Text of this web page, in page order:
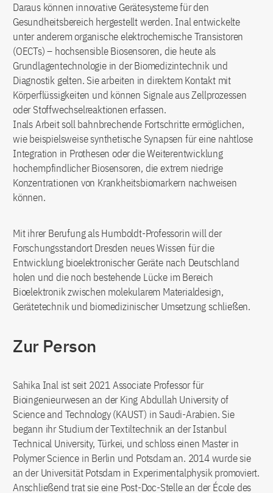
Daraus können innovative Gerätesysteme für den
Gesundheitsbereich hergestellt werden. Inal entwickelte
unter anderem organische elektrochemische Transistoren
(OECTs) – hochsensible Biosensoren, die heute als
Grundlagentechnologie in der Biomedizintechnik und
Diagnostik gelten. Sie arbeiten in direktem Kontakt mit
Körperflüssigkeiten und können Signale aus Zellprozessen
oder Stoffwechselreaktionen erfassen.
Inals Arbeit soll bahnbrechende Fortschritte ermöglichen,
wie beispielsweise synthetische Synapsen für eine nahtlose
Integration in Prothesen oder die Weiterentwicklung
hochempfindlicher Biosensoren, die extrem niedrige
Konzentrationen von Krankheitsbiomarkern nachweisen
können.
Mit ihrer Berufung als Humboldt-Professorin will der
Forschungsstandort Dresden neues Wissen für die
Entwicklung bioelektronischer Geräte nach Deutschland
holen und die noch bestehende Lücke im Bereich
Bioelektronik zwischen molekularem Materialdesign,
Gerätetechnik und biomedizinischer Umsetzung schließen.
Zur Person
Sahika Inal ist seit 2021 Associate Professor für
Bioingenieurwesen an der King Abdullah University of
Science and Technology (KAUST) in Saudi-Arabien. Sie
begann ihr Studium der Textiltechnik an der Istanbul
Technical University, Türkei, und schloss einen Master in
Polymer Science in Berlin und Potsdam an. 2014 wurde sie
an der Universität Potsdam in Experimentalphysik promoviert.
Anschließend trat sie eine Post-Doc-Stelle an der École des